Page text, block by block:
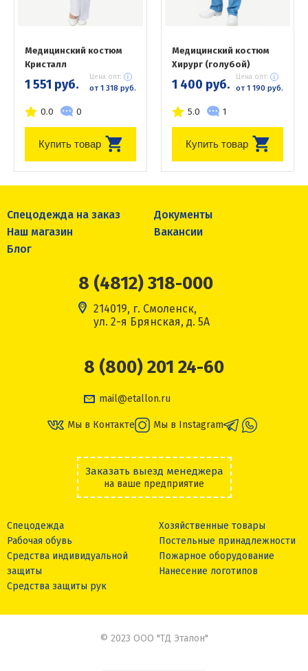
Медицинский костюм
Кристалл
1 551 руб. Цена опт:
от 1 318 руб.
0.0 0
Купить товар
Медицинский костюм
Хирург (голубой)
1 400 руб. Цена опт:
от 1 190 руб.
5.0 1
Купить товар
Спецодежда на заказ
Документы
Наш магазин
Вакансии
Блог
8 (4812) 318-000
214019, г. Смоленск,
ул. 2-я Брянская, д. 5А
8 (800) 201 24-60
mail@etallon.ru
Мы в Контакте Мы в Instagram
Заказать выезд менеджера
на ваше предприятие
Спецодежда
Рабочая обувь
Средства индивидуальной
защиты
Средства защиты рук
Хозяйственные товары
Постельные принадлежности
Пожарное оборудование
Нанесение логотипов
© 2023 ООО "ТД Эталон"